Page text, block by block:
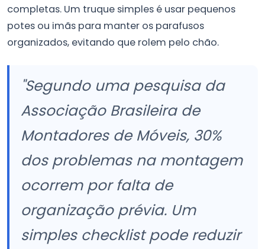
completas. Um truque simples é usar pequenos
potes ou imãs para manter os parafusos
organizados, evitando que rolem pelo chão.
"Segundo uma pesquisa da
Associação Brasileira de
Montadores de Móveis, 30%
dos problemas na montagem
ocorrem por falta de
organização prévia. Um
simples checklist pode reduzir